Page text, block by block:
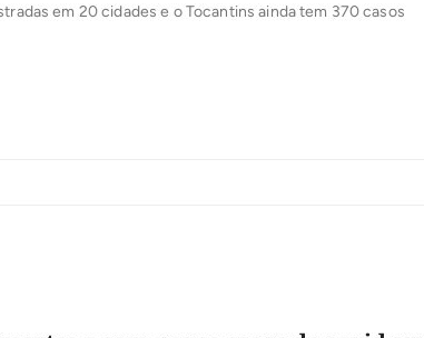
em 20 cidades e o Tocantins ainda tem 370 casos